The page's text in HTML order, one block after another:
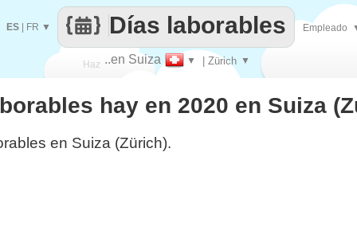
Haz
que
..en Suiza ▼ | Zürich ▼
Días laborables
ES FR ▼ Empleado
hay en 2020 en Suiza
en Suiza (Zürich).